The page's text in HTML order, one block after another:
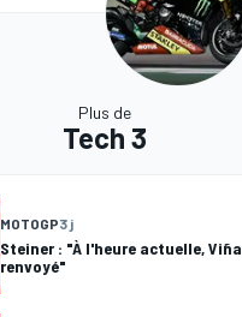
Plus de
Tech 3
MOTOGP3 j
Steiner : "À l'heure actuelle,
renvoyé"